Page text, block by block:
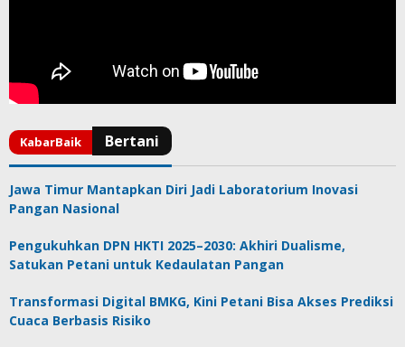
Jawa Timur Mantapkan Diri Jadi Laboratorium Inovasi
Pangan Nasional
Pengukuhkan DPN HKTI 2025–2030: Akhiri Dualisme,
Satukan Petani untuk Kedaulatan Pangan
Transformasi Digital BMKG, Kini Petani Bisa Akses Prediksi
Cuaca Berbasis Risiko